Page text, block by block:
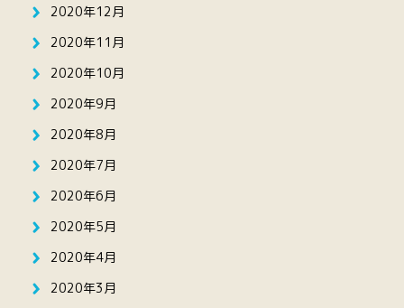
2020年12月
2020年11月
2020年10月
2020年9月
2020年8月
2020年7月
2020年6月
2020年5月
2020年4月
2020年3月